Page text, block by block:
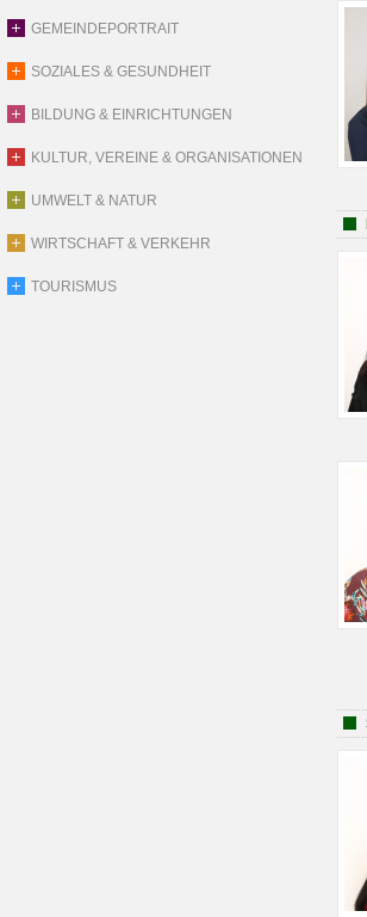
GEMEINDEPORTRAIT
SOZIALES & GESUNDHEIT
BILDUNG & EINRICHTUNGEN
KULTUR, VEREINE & ORGANISATIONEN
UMWELT & NATUR
WIRTSCHAFT & VERKEHR
TOURISMUS